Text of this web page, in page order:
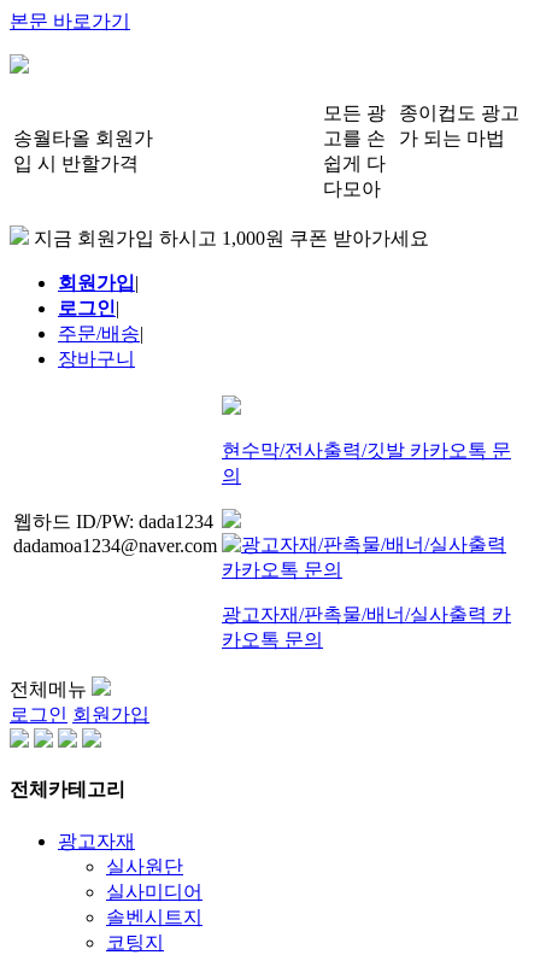
본문 바로가기
송월타올 회원가
입 시 반할가격
모든 광
고를 손
쉽게 다
다모아
종이컵도 광고
가 되는 마법
지금 회원가입 하시고 1,000원 쿠폰 받아가세요
회원가입|
로그인|
주문/배송|
장바구니
웹하드 ID/PW: dada1234
dadamoa1234@naver.com
현수막/전사출력/깃발 카카오톡 문
의
광고자재/판촉물/배너/실사출력 카
카오톡 문의
전체메뉴
로그인 회원가입
전체카테고리
광고자재
실사원단
실사미디어
솔벤시트지
코팅지